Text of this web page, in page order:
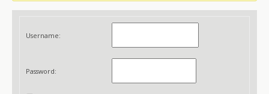
Username:
Password: